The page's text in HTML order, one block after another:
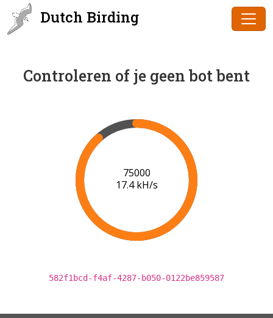
Dutch Birding
Controleren of je geen bot bent
76000
17.3 kH/s
582f1bcd-f4af-4287-b050-0122be859587